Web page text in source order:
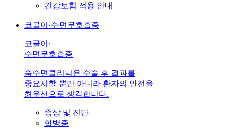
건강보험 적용 안내
코골이·수면무호흡증
코골이·
수면무호흡증
숨수면클리닉은 수술 후 결과를
중요시할 뿐만 아니라 환자의 안전을
최우선으로 생각합니다.
증상 및 진단
합병증